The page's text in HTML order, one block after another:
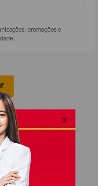
promoções e